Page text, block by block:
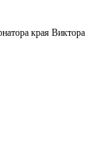
края Виктора